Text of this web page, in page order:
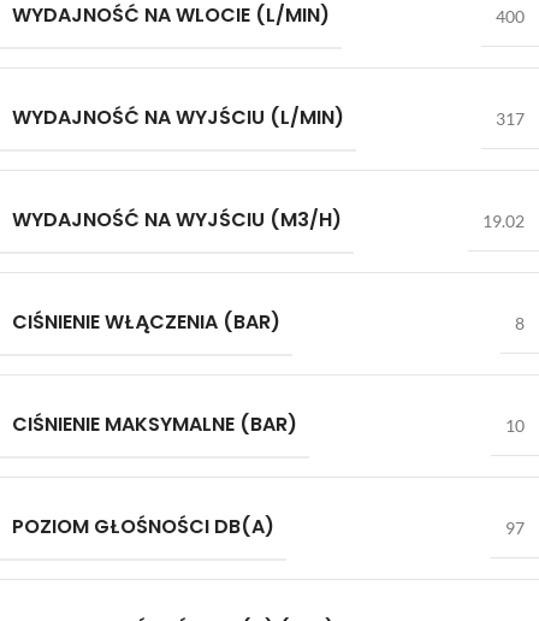
WYDAJNOŚĆ NA WLOCIE (L/MIN) 400
WYDAJNOŚĆ NA WYJŚCIU (L/MIN) 317
WYDAJNOŚĆ NA WYJŚCIU (M3/H) 19.02
CIŚNIENIE WŁĄCZENIA (BAR) 8
CIŚNIENIE MAKSYMALNE (BAR) 10
POZIOM GŁOŚNOŚCI DB(A) 97